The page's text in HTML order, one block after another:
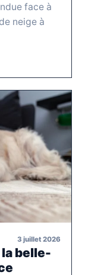
face à
neige à
3 juillet 2026
belle-